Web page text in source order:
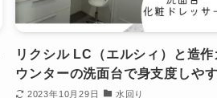
リクシル LC（エルシィ）と造作
ウンターの洗面台で身支度しや
2023年10月29日 水回り